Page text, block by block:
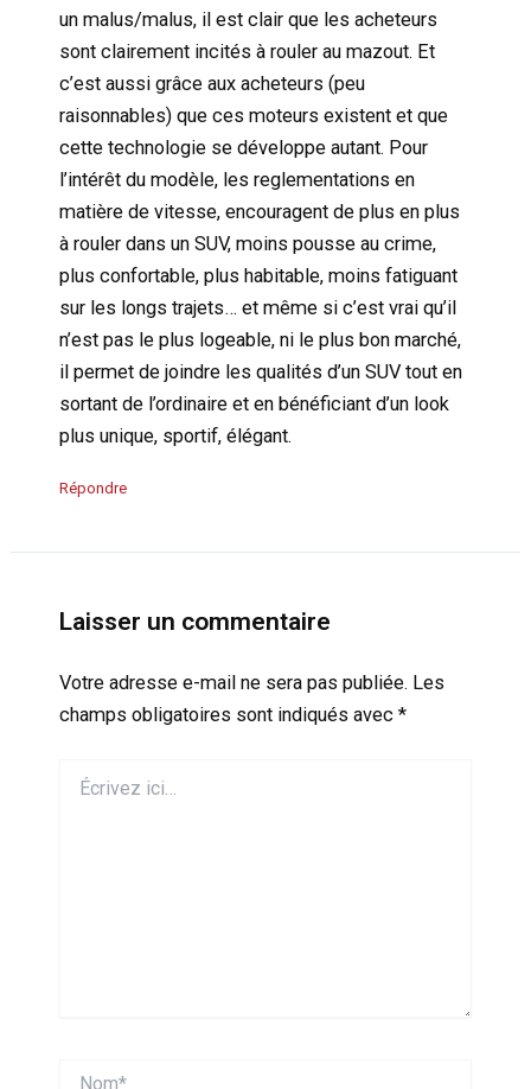
un malus/malus, il est clair que les acheteurs
sont clairement incités à rouler au mazout. Et
c’est aussi grâce aux acheteurs (peu
raisonnables) que ces moteurs existent et que
cette technologie se développe autant. Pour
l’intérêt du modèle, les reglementations en
matière de vitesse, encouragent de plus en plus
à rouler dans un SUV, moins pousse au crime,
plus confortable, plus habitable, moins fatiguant
sur les longs trajets… et même si c’est vrai qu’il
n’est pas le plus logeable, ni le plus bon marché,
il permet de joindre les qualités d’un SUV tout en
sortant de l’ordinaire et en bénéficiant d’un look
plus unique, sportif, élégant.
Répondre
Laisser un commentaire
Votre adresse e-mail ne sera pas publiée. Les
champs obligatoires sont indiqués avec *
ici…